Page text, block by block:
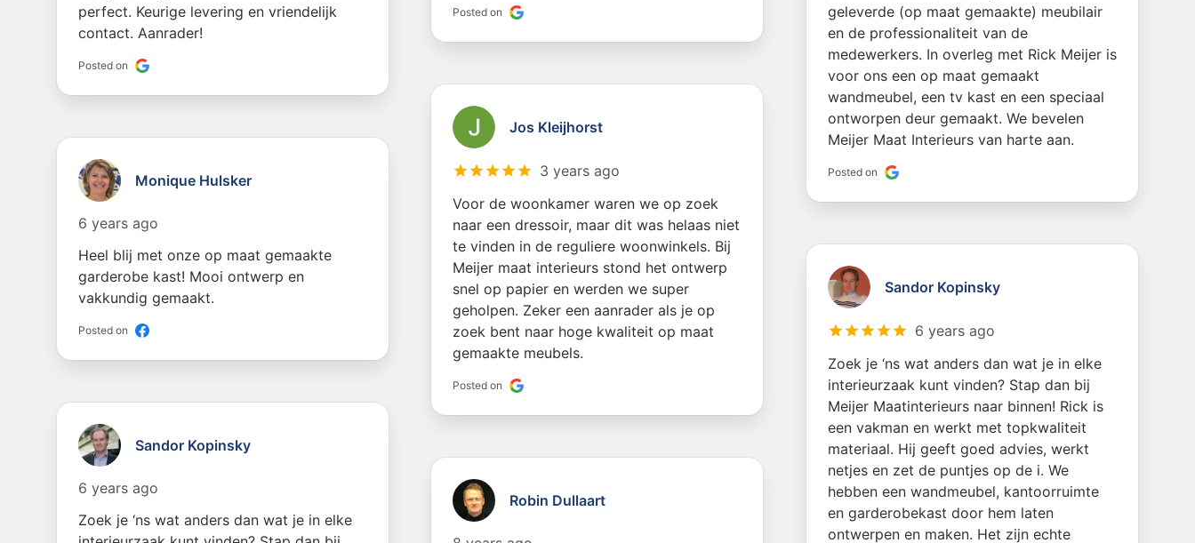
Posted on
perfect. Keurige levering en vriendelijk
contact. Aanrader!
Posted on
geleverde (op maat gemaakte) meubilair
en de professionaliteit van de
medewerkers. In overleg met Rick Meijer is
voor ons een op maat gemaakt
wandmeubel, een tv kast en een speciaal
ontworpen deur gemaakt. We bevelen
Meijer Maat Interieurs van harte aan.
Posted on
Jos Kleijhorst
3 years ago
Voor de woonkamer waren we op zoek
naar een dressoir, maar dit was helaas niet
te vinden in de reguliere woonwinkels. Bij
Meijer maat interieurs stond het ontwerp
snel op papier en werden we super
geholpen. Zeker een aanrader als je op
zoek bent naar hoge kwaliteit op maat
gemaakte meubels.
Posted on
Monique Hulsker
6 years ago
Heel blij met onze op maat gemaakte
garderobe kast! Mooi ontwerp en
vakkundig gemaakt.
Posted on
Sandor Kopinsky
6 years ago
Zoek je ‘ns wat anders dan wat je in elke
interieurzaak kunt vinden? Stap dan bij
Meijer Maatinterieurs naar binnen! Rick is
een vakman en werkt met topkwaliteit
materiaal. Hij geeft goed advies, werkt
netjes en zet de puntjes op de i. We
hebben een wandmeubel, kantoorruimte
en garderobekast door hem laten
ontwerpen en maken. Het zijn echte
Sandor Kopinsky
6 years ago
Zoek je ‘ns wat anders dan wat je in elke
Robin Dullaart